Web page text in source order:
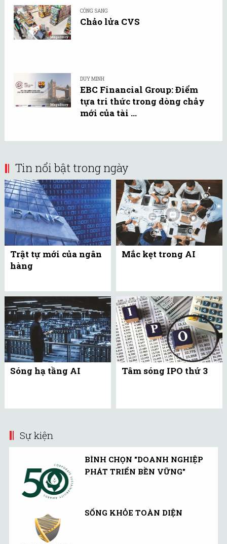
CÔNG SANG
Chảo lửa CVS
DUY MINH
EBC Financial Group: Điểm
tựa tri thức trong dòng chảy
mới của tài ...
Tin nổi bật trong ngày
Trật tự mới của ngân
hàng
Mắc kẹt trong AI
Sóng hạ tầng AI Tâm sóng IPO thứ 3
Sự kiện
BÌNH CHỌN "DOANH NGHIỆP
PHÁT TRIỂN BỀN VỮNG"
SỐNG KHỎE TOÀN DIỆN